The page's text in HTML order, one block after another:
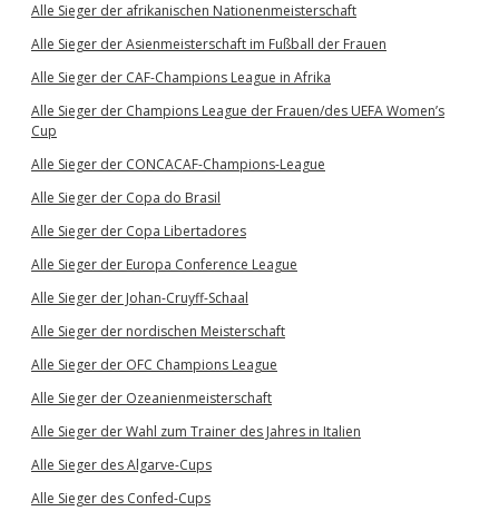
Alle Sieger der afrikanischen Nationenmeisterschaft
Alle Sieger der Asienmeisterschaft im Fußball der Frauen
Alle Sieger der CAF-Champions League in Afrika
Alle Sieger der Champions League der Frauen/des UEFA Women’s
Cup
Alle Sieger der CONCACAF-Champions-League
Alle Sieger der Copa do Brasil
Alle Sieger der Copa Libertadores
Alle Sieger der Europa Conference League
Alle Sieger der Johan-Cruyff-Schaal
Alle Sieger der nordischen Meisterschaft
Alle Sieger der OFC Champions League
Alle Sieger der Ozeanienmeisterschaft
Alle Sieger der Wahl zum Trainer des Jahres in Italien
Alle Sieger des Algarve-Cups
Alle Sieger des Confed-Cups